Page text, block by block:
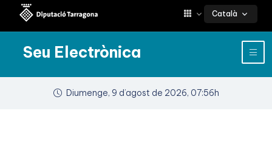
Català
Seu Electrònica
Diumenge, 9 d’agost de 2026, 07:56h